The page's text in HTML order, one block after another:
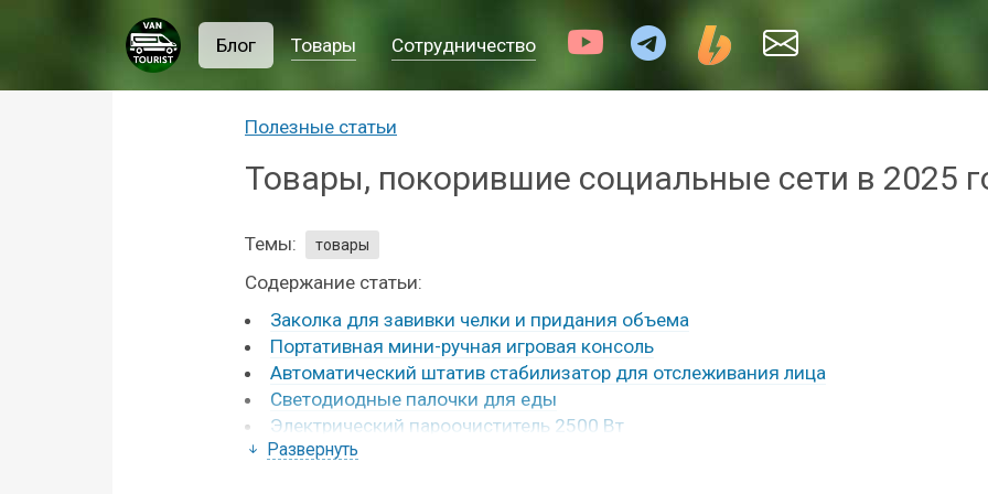
Блог Товары Сотрудничество
Полезные статьи
Товары, покорившие социальные сети в 2025
Темы: товары
Содержание статьи:
Заколка для завивки челки и придания объема
Портативная мини-ручная игровая консоль
Автоматический штатив стабилизатор для отслеживания лица
Светодиодные палочки для еды
Электрический пароочиститель 2500 Вт
Развернуть